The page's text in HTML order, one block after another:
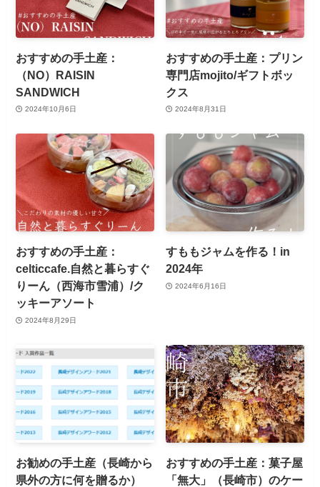
おすすめの手土産：
（NO）RAISIN
SANDWICH
2024年10月6日
おすすめの手土産：プリン
専門店mojito/ギフトボッ
クス
2024年8月31日
おすすめの手土産：
celticcafe.自然と暮らすぐ
りーん（西海市雪浦）/ク
ッキーアソート
2024年8月29日
すももジャムを作る！in
2024年
2024年6月16日
お勧めの手土産（長崎から
県外の方に何を贈るか）
おすすめの手土産：菓子屋
「無大」（長崎市）のケー